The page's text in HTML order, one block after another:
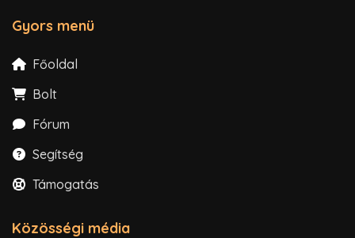
Gyors menü
Főoldal
Bolt
Fórum
Segítség
Támogatás
Közösségi média